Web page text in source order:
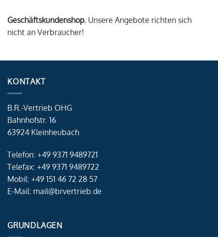
Geschäftskundenshop. Unsere Angebote richten sich
nicht an Verbraucher!
KONTAKT
B.R.-Vertrieb OHG
Bahnhofstr. 16
63924 Kleinheubach
Telefon: +49 9371 9489721
Telefax: +49 9371 9489722
Mobil: +49 151 46 72 28 57
E-Mail: mail@brvertrieb.de
GRUNDLAGEN